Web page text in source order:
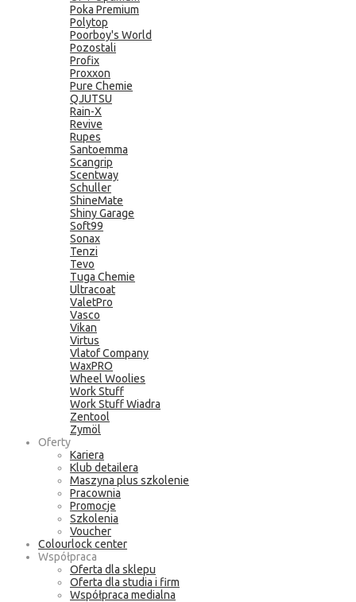
Poka Premium
Polytop
Poorboy's World
Pozostali
Profix
Proxxon
Pure Chemie
QJUTSU
Rain-X
Revive
Rupes
Santoemma
Scangrip
Scentway
Schuller
ShineMate
Shiny Garage
Soft99
Sonax
Tenzi
Tevo
Tuga Chemie
Ultracoat
ValetPro
Vasco
Vikan
Virtus
Vlatof Company
WaxPRO
Wheel Woolies
Work Stuff
Work Stuff Wiadra
Zentool
Zymöl
Oferty
Kariera
Klub detailera
Maszyna plus szkolenie
Pracownia
Promocje
Szkolenia
Voucher
Colourlock center
Współpraca
Oferta dla sklepu
Oferta dla studia i firm
Współpraca medialna